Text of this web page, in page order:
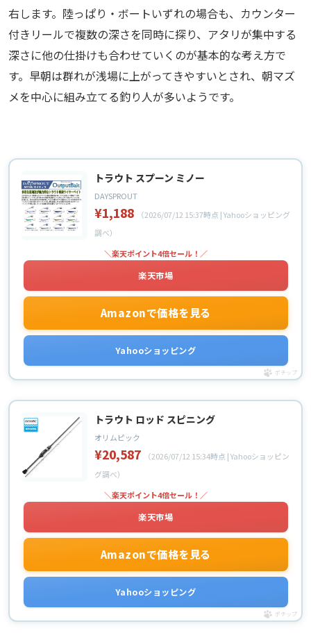
右します。陸っぱり・ボートいずれの場合も、カウンター
付きリールで複数の深さを同時に探り、アタリが集中する
深さに他の仕掛けも合わせていくのが基本的な考え方で
す。早朝は群れが浅場に上がってきやすいとされ、朝マズ
メを中心に組み立てる釣り人が多いようです。
トラウト スプーン ミノー
DAYSPROUT
¥1,188
（2026/07/12 15:37時点 | Yahooショッピング
調べ）
Amazonで価格を見る
＼楽天ポイント4倍セール！／
楽天市場
Yahooショッピング
ポチップ
トラウト ロッド スピニング
オリムピック
¥20,587
（2026/07/12 15:34時点 | Yahooショッピン
グ調べ）
Amazonで価格を見る
＼楽天ポイント4倍セール！／
楽天市場
Yahooショッピング
ポチップ